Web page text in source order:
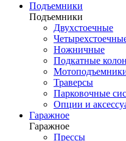
Подъемники
Подъемники
Двухстоечные
Ножничные
Подкатные
Траверсы
Парковочные
Опции и
Гаражное
Гаражное
Прессы